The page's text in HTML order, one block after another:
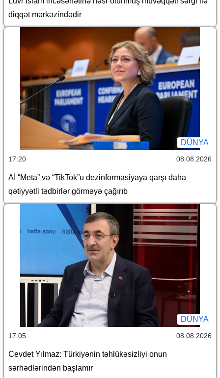
diqqət mərkəzindədir
DÜNYA
17:20 08.08.2026
Aİ “Meta” və “TikTok”u dezinformasiyaya qarşı daha
qətiyyətli tədbirlər görməyə çağırıb
DÜNYA
17:05 08.08.2026
Cevdet Yılmaz: Türkiyənin təhlükəsizliyi onun
sərhədlərindən başlamır